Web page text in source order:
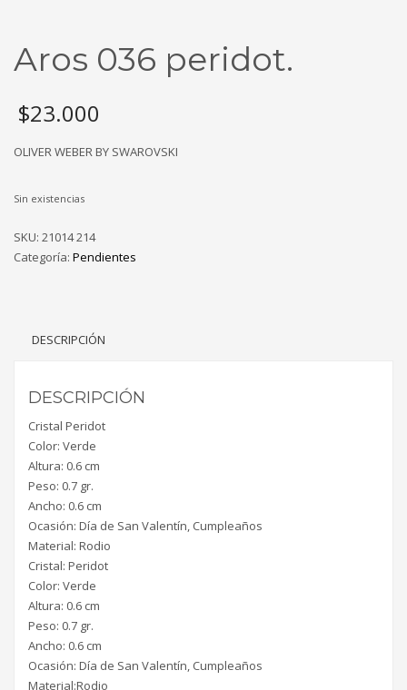
Aros 036 peridot.
$23.000
OLIVER WEBER BY SWAROVSKI
Sin existencias
SKU: 21014 214
Categoría: Pendientes
DESCRIPCIÓN
DESCRIPCIÓN
Cristal Peridot
Color: Verde
Altura: 0.6 cm
Peso: 0.7 gr.
Ancho: 0.6 cm
Ocasión: Día de San Valentín, Cumpleaños
Material: Rodio
Cristal: Peridot
Color: Verde
Altura: 0.6 cm
Peso: 0.7 gr.
Ancho: 0.6 cm
Ocasión: Día de San Valentín, Cumpleaños
Material:Rodio